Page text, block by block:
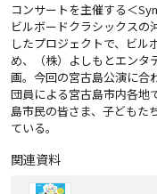
コンサートを主催する＜
ビルボードクラシックスの
したプロジェクトで、ビル
め、（株）よしもとエンタ
画。今回の宮古島公演に合
団員による宮古島市内各地
島市民の皆さま、子どもた
ている。
関連資料